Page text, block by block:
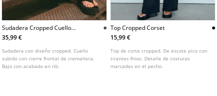
Sudadera Cropped Cuello
Subido
35,99 €
Sudadera con diseño cropped. Cuello
subido con cierre frontal de cremallera.
Bajo con acabado en rib.
Top Cropped Corset
15,99 €
Top de corte cropped. De escote pico con
tirantes finos. Detalle de costuras
marcadas en el pecho.